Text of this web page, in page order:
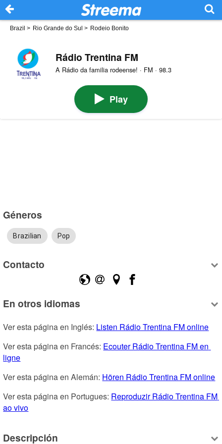
Brazil > Rio Grande do Sul > Rodeio Bonito
Rádio Trentina FM
A Rádio da familia rodeense! · FM · 98.3
Play
Géneros
Brazilian Pop
Contacto
En otros idiomas
Ver esta página en Inglés: Listen Rádio Trentina FM online
Ver esta página en Francés: Ecouter Rádio Trentina FM en
ligne
Ver esta página en Alemán: Hören Rádio Trentina FM online
Ver esta página en Portugues: Reproduzir Rádio Trentina FM
ao vivo
Descripción